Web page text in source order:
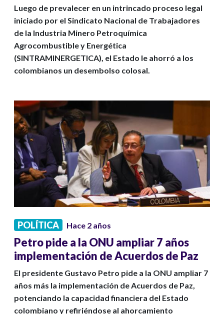
Luego de prevalecer en un intrincado proceso legal
iniciado por el Sindicato Nacional de Trabajadores
de la Industria Minero Petroquímica
Agrocombustible y Energética
(SINTRAMINERGETICA), el Estado le ahorró a los
colombianos un desembolso colosal.
POLÍTICA Hace 2 años
Petro pide a la ONU ampliar 7 años
implementación de Acuerdos de Paz
El presidente Gustavo Petro pide a la ONU ampliar 7
años más la implementación de Acuerdos de Paz,
potenciando la capacidad financiera del Estado
colombiano y refiriéndose al ahorcamiento